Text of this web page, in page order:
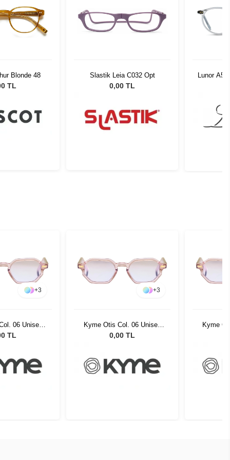
Blonde 48
TL
Slastik Leia C032 Opt
0,00 TL
Lunor A5
+3
06 Unisex
TL
+3
Kyme Otis Col. 06 Unisex
Güneş Gözlüğü
0,00 TL
Kyme